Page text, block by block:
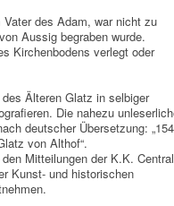
des Adam, war nicht zu
Aussig begraben wurde.
Kirchenbodens verlegt oder
Älteren Glatz in selbiger
Die nahezu
deutscher Übersetzung:
von Althof“.
Mitteilungen der K.K.
Kunst- und historischen